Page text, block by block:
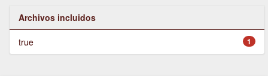
Archivos incluidos
1
true